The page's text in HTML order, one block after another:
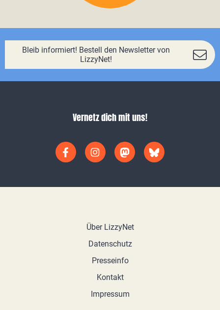
Bleib informiert! Bestell den Newsletter von
LizzyNet!
Vernetz dich mit uns!
Über LizzyNet
Datenschutz
Presseinfo
Kontakt
Impressum